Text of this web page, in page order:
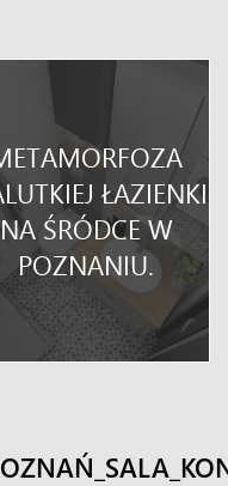
ŁAZIENKI
NA ŚRÓDCE W
POZNANIU.